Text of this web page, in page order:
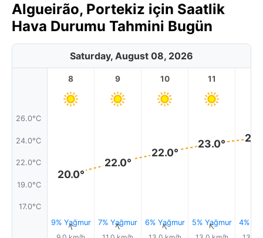
Algueirão, Portekiz için Saatlik
Hava Durumu Tahmini Bugün
Saturday, August 08, 2026
26.0°C
24.0°C
22.0°C
19.0°C
17.0°C
8
20.0°
9% Yağmur
↑
9
22.0°
7% Yağmur
↑
10
22.0°
6% Yağmur
↑
11
23.0°
5% Yağmur
↑ 4%